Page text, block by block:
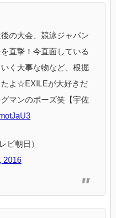
の大会、競泳ジャパン
直撃！今直面している
く大事な物など、根掘
たよ☆EXILEが大好きだ
マンのポーズ笑【宇佐
ビ朝日）
2016